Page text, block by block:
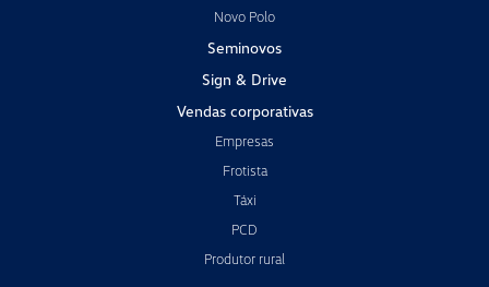
Novo Polo
Seminovos
Sign & Drive
Vendas corporativas
Empresas
Frotista
Táxi
PCD
Produtor rural